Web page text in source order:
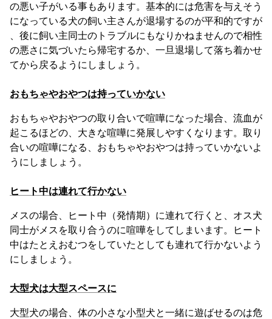
の悪い子がいる事もあります。基本的には危害を与えそう
になっている犬の飼い主さんが退場するのが平和的ですが
、後に飼い主同士のトラブルにもなりかねませんので相性
の悪さに気づいたら帰宅するか、一旦退場して落ち着かせ
てから戻るようにしましょう。
おもちゃやおやつは持っていかない
おもちゃやおやつの取り合いで喧嘩になった場合、流血が
起こるほどの、大きな喧嘩に発展しやすくなります。取り
合いの喧嘩になる、おもちゃやおやつは持っていかないよ
うにしましょう。
ヒート中は連れて行かない
メスの場合、ヒート中（発情期）に連れて行くと、オス犬
同士がメスを取り合うのに喧嘩をしてしまいます。ヒート
中はたとえおむつをしていたとしても連れて行かないよう
にしましょう。
大型犬は大型スペースに
大型犬の場合、体の小さな小型犬と一緒に遊ばせるのは危